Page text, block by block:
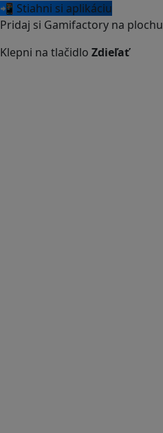
📲 Stiahni si aplikáciu
Pridaj si Gamifactory na plochu
Klepni na tlačidlo Zdieľať